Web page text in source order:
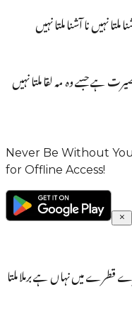
نہیں نا آشنا ملتا نہیں
ہے جسے وہ مہ لقا ملتا نہیں
Never Be Without
for Offline Access!
میں نہاں ہے برملا ملتا